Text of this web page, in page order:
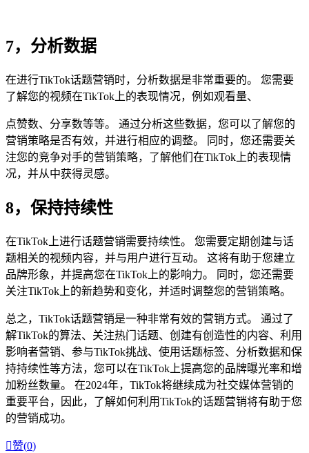
7，分析数据
在进行TikTok话题营销时，分析数据是非常重要的。 您需要
了解您的视频在TikTok上的表现情况，例如观看量、
点赞数、分享数等等。 通过分析这些数据，您可以了解您的
营销策略是否有效，并进行相应的调整。 同时，您还需要关
注您的竞争对手的营销策略，了解他们在TikTok上的表现情
况，并从中获得灵感。
8，保持持续性
在TikTok上进行话题营销需要持续性。 您需要定期创建与话
题相关的视频内容，并与用户进行互动。 这将有助于您建立
品牌形象，并提高您在TikTok上的影响力。 同时，您还需要
关注TikTok上的新趋势和变化，并适时调整您的营销策略。
总之，TikTok话题营销是一种非常有效的营销方式。 通过了
解TikTok的算法、关注热门话题、创建有创造性的内容、利用
影响者营销、参与TikTok挑战、使用话题标签、分析数据和保
持持续性等方法，您可以在TikTok上提高您的品牌曝光率和增
加粉丝数量。 在2024年，TikTok将继续成为社交媒体营销的
重要平台，因此，了解如何利用TikTok的话题营销将有助于您
的营销成功。
赞(0)